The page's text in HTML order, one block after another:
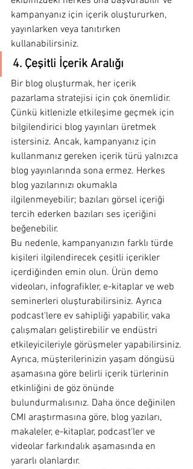
kampanyanız için içerik oluştururken,
yayınlarken veya tanıtırken
kullanabilirsiniz.
4. Çeşitli İçerik Aralığı
Bir blog oluşturmak, her içerik
pazarlama stratejisi için çok önemlidir.
Çünkü kitlenizle etkileşime geçmek için
bilgilendirici blog yayınları üretmek
istersiniz. Ancak, kampanyanız için
kullanmanız gereken içerik türü yalnızca
blog yayınlarında sona ermez. Herkes
blog yazılarınızı okumakla
ilgilenmeyebilir; bazıları görsel içeriği
tercih ederken bazıları ses içeriğini
beğenebilir.
Bu nedenle, kampanyanızın farklı türde
kişileri ilgilendirecek çeşitli içerikler
içerdiğinden emin olun. Ürün demo
videoları, infografikler, e-kitaplar ve web
seminerleri oluşturabilirsiniz. Ayrıca
podcast'lere ev sahipliği yapabilir, vaka
çalışmaları geliştirebilir ve endüstri
etkileyicileriyle görüşmeler yapabilirsiniz.
Ayrıca, müşterilerinizin yaşam döngüsü
aşamasına göre belirli içerik türlerinin
etkinliğini de göz önünde
bulundurmalısınız. Daha önce değinilen
CMI araştırmasına göre, blog yazıları,
makaleler, e-kitaplar, podcast'ler ve
videolar farkındalık aşamasında en
yararlı olanlardır.